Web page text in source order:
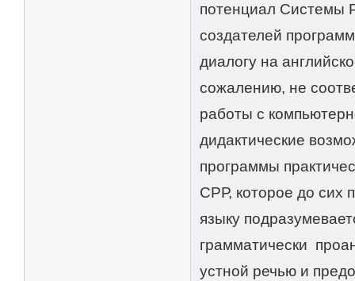
потенциал Системы
создателей
диалогу на
сожалению, не
работы с
дидактические
программы
СРР, которое до сих
языку
грамматически
устной речью и